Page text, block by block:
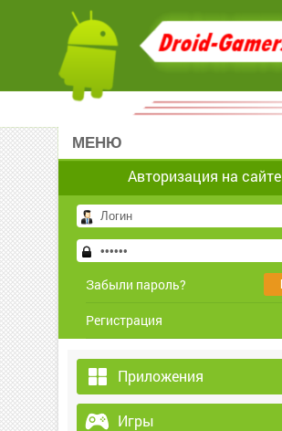
МЕНЮ
Авторизация на сайте
Забыли пароль?
Регистрация
Приложения
Игры